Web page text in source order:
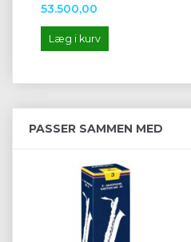
53.500,00
Læg i kurv
PASSER SAMMEN MED